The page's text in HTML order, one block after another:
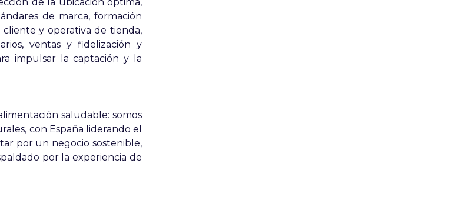
de marca, formación
y operativa de tienda,
ventas y fidelización y
impulsar la captación y la
saludable: somos
con España liderando el
por un negocio sostenible,
por la experiencia de